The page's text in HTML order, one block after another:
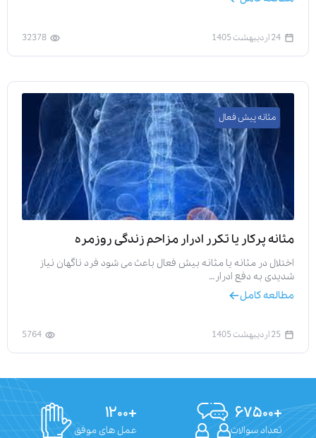
24 اردیبهشت 1405 32378
مثانه پیش فعال
مثانه پركار یا تكرر ادرار مزاحم زندگی روزمره
اختلال در مثانه یا مثانه بیش‌ فعال باعث می‌ شود فرد ناگهان نیاز
شدیدی به دفع ادرار…
مطالعه کامل
25 اردیبهشت 1405 5764
+۶۷۵۰۰
تعداد سوالات
+۱۲۰۰
عمل های موفق